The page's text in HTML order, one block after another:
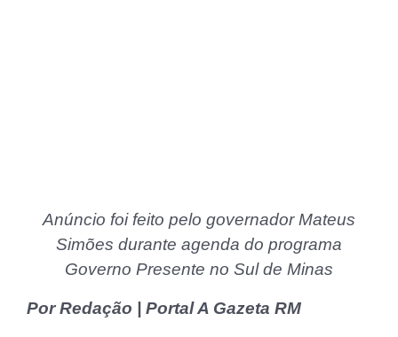
Anúncio foi feito pelo governador Mateus
Simões durante agenda do programa
Governo Presente no Sul de Minas
Por Redação | Portal A Gazeta RM